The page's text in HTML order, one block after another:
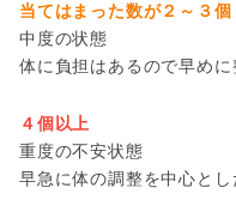
当てはまった数が２～３個
中度の状態
体に負担はあるので早めに
４個以上
重度の不安状態
早急に体の調整を中心とし